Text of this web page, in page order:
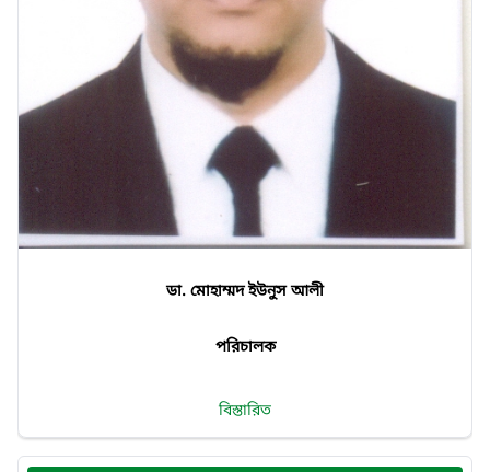
ডা. মোহাম্মদ ইউনুস আলী
পরিচালক
বিস্তারিত